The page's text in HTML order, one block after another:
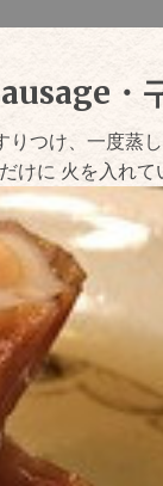
・
つけ、一度蒸
に 火を入れて